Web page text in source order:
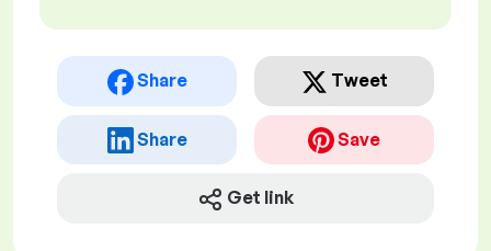
Share Tweet
Share Save
Get link